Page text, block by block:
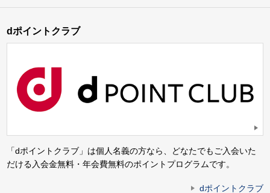
dポイントクラブ
「dポイントクラブ」は個人名義の方なら、どなたでもご入会いた
だける入会金無料・年会費無料のポイントプログラムです。
dポイントクラブ